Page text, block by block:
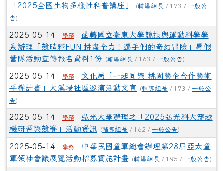
「2025全國生物多樣性科普講座」
(輔導組長 / 173 / 一般公
告)
2025-05-14 學務
函轉國立臺東大學競技與運動科學學
系辦理「競晴釋FUN 拼盡全力！選手們的奇幻冒險」暑假
營隊活動宣傳報名資料1份
(輔導組長 / 163 / 一般公告)
2025-05-14 學務
文化局「一起同樂-桃園藝企合作藝術
平權計畫」大溪場社區巡演活動文宣
(輔導組長 / 173 / 一般公
告)
2025-05-14 學務
弘光大學辦理之「2025弘光科大穿越
機研習與競賽」活動資訊 (輔導組長 / 162 / 一般公告)
2025-05-14 學務
中華民國童軍總會辦理第28屆亞太童
軍領袖會議展覽活動招募實施計畫 (輔導組長 / 195 / 一般公告)